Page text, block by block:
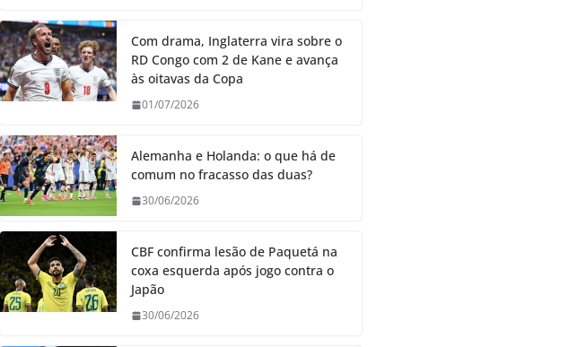
Com drama, Inglaterra vira sobre o
RD Congo com 2 de Kane e avança
às oitavas da Copa
01/07/2026
Alemanha e Holanda: o que há de
comum no fracasso das duas?
30/06/2026
CBF confirma lesão de Paquetá na
coxa esquerda após jogo contra o
Japão
30/06/2026